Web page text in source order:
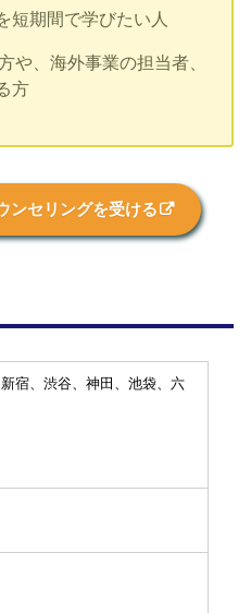
短期間で学びたい人
や、海外事業の担当者、
方
ンセリングを受ける
宿、渋谷、神田、池袋、六